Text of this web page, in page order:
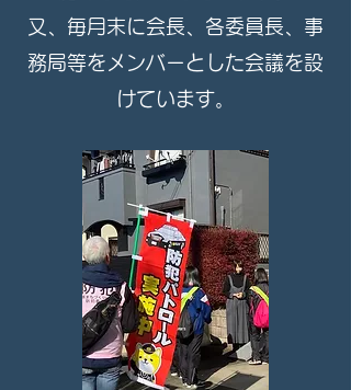
又、毎月末に会長、各委員長、事
務局等をメンバーとした会議を設
けています。